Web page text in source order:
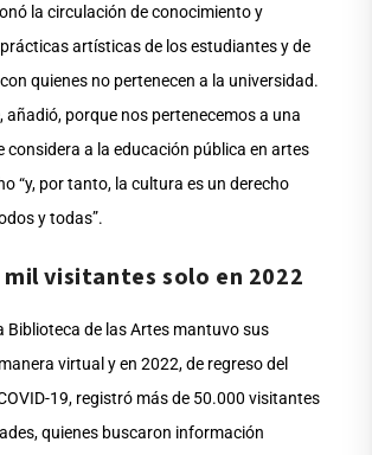
la circulación de conocimiento y
artísticas de los estudiantes y de
quienes no pertenecen a la universidad.
añadió, porque nos pertenecemos a una
considera a la educación pública en artes
“y, por tanto, la cultura es un derecho
y todas”.
mil visitantes solo en 2022
Biblioteca de las Artes mantuvo sus
virtual y en 2022, de regreso del
19, registró más de 50.000 visitantes
quienes buscaron información